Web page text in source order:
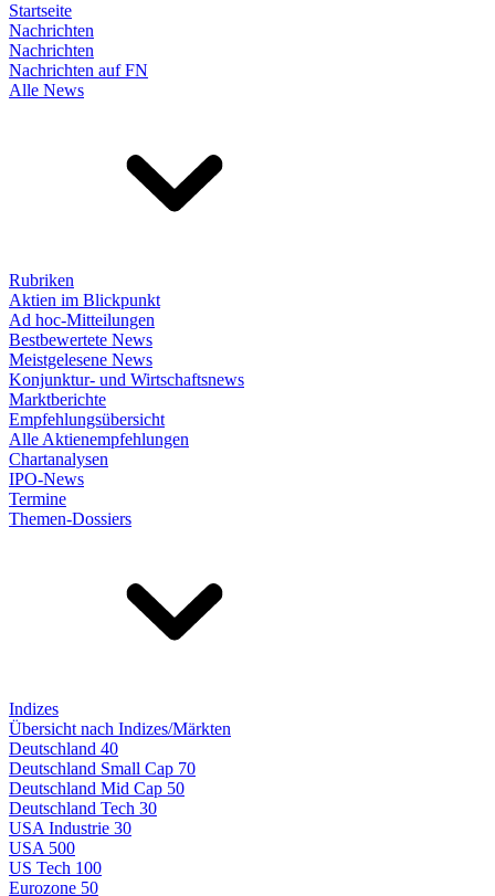
Startseite
Nachrichten
Nachrichten
Nachrichten auf FN
Alle News
Rubriken
Aktien im Blickpunkt
Ad hoc-Mitteilungen
Bestbewertete News
Meistgelesene News
Konjunktur- und Wirtschaftsnews
Marktberichte
Empfehlungsübersicht
Alle Aktienempfehlungen
Chartanalysen
IPO-News
Termine
Themen-Dossiers
Indizes
Übersicht nach Indizes/Märkten
Deutschland 40
Deutschland Small Cap 70
Deutschland Mid Cap 50
Deutschland Tech 30
USA Industrie 30
USA 500
US Tech 100
Eurozone 50